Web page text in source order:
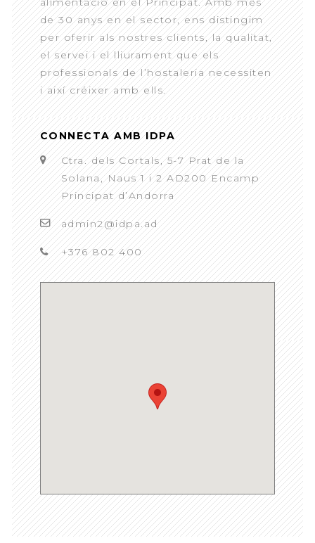
de 30 anys en el sector, ens distingim
per oferir als nostres clients, la qualitat,
el servei i el lliurament que els
professionals de l’hostaleria necessiten
i així créixer amb ells.
CONNECTA AMB IDPA
Ctra. dels Cortals, 5-7 Prat de la
Solana, Naus 1 i 2 AD200 Encamp
Principat d’Andorra
admin2@idpa.ad
+376 802 400